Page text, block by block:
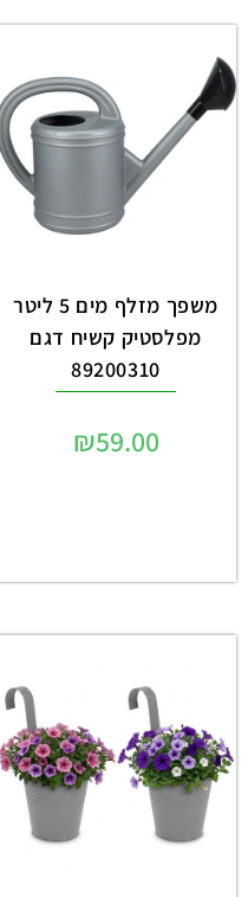
משפך מזלף מים 5 ליטר
מפלסטיק קשיח דגם
89200310
₪59.00